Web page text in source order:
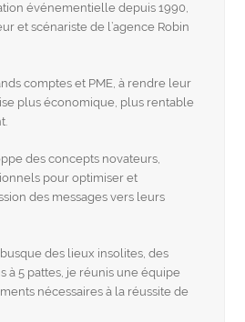
événementielle depuis 1990,
et scénariste de l’agence Robin
comptes et PME, à rendre leur
plus économique, plus rentable
des concepts novateurs,
pour optimiser et
des messages vers leurs
des lieux insolites, des
à 5 pattes, je réunis une équipe
nécessaires à la réussite de